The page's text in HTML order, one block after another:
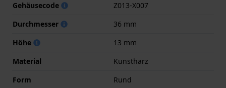
Gehäusecode
Z013-X007
Durchmesser
36 mm
Höhe
13 mm
Material
Kunstharz
Form
Rund